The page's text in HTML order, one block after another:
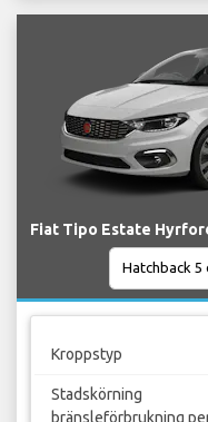
Fiat Tipo Estate
Kroppstyp
Stadskörning
bränsleförbrukning